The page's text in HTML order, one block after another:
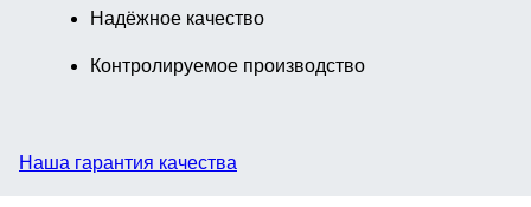
Надёжное качество
Контролируемое производство
Наша гарантия качества